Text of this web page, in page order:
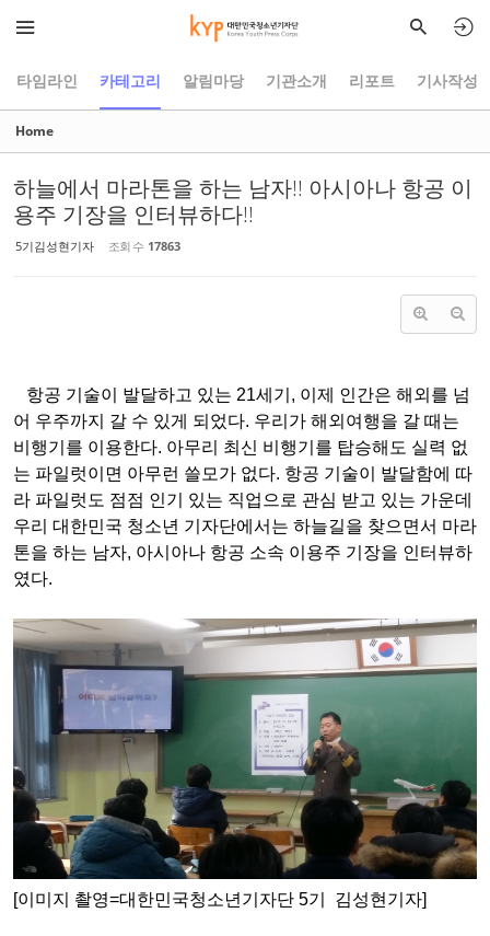
타임라인 카테고리 알림마당 기관소개 리포트 기사작성
Home
하늘에서 마라톤을 하는 남자!! 아시아나 항공 이
용주 기장을 인터뷰하다!!
5기김성현기자 조회 수 17863
항공 기술이 발달하고 있는 21세기, 이제 인간은 해외를 넘
어 우주까지 갈 수 있게 되었다. 우리가 해외여행을 갈 때는
비행기를 이용한다. 아무리 최신 비행기를 탑승해도 실력 없
는 파일럿이면 아무런 쓸모가 없다. 항공 기술이 발달함에 따
라 파일럿도 점점 인기 있는 직업으로 관심 받고 있는 가운데
우리 대한민국 청소년 기자단에서는 하늘길을 찾으면서 마라
톤을 하는 남자, 아시아나 항공 소속 이용주 기장을 인터뷰하
였다.
[이미지 촬영=대한민국청소년기자단 5기 김성현기자]
Sketchbook5, 스케치북5